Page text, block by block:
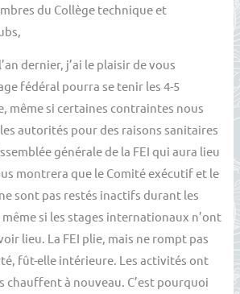
du Collège technique et
dernier, j’ai le plaisir de vous
fédéral pourra se tenir les 4-5
même si certaines contraintes nous
autorités pour des raisons sanitaires
générale de la FEI qui aura lieu
montrera que le Comité exécutif et le
sont pas restés inactifs durant les
si les stages internationaux n’ont
lieu. La FEI plie, mais ne rompt pas
fût-elle intérieure. Les activités ont
chauffent à nouveau. C’est pourquoi